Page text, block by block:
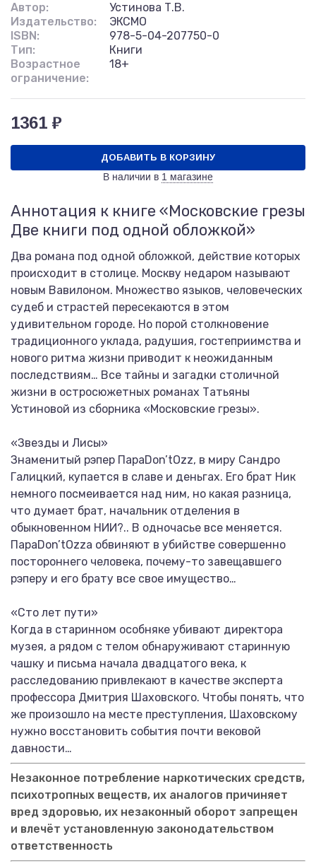
Автор:
Устинова Т.В.
Издательство:
ЭКСМО
ISBN:
978-5-04-207750-0
Тип:
Книги
Возрастное
ограничение:
18+
1361 ₽
ДОБАВИТЬ В КОРЗИНУ
В наличии в 1 магазине
Аннотация к книге «Московские грезы
Две книги под одной обложкой»
Два романа под одной обложкой, действие которых
происходит в столице. Москву недаром называют
новым Вавилоном. Множество языков, человеческих
судеб и страстей пересекаются в этом
удивительном городе. Но порой столкновение
традиционного уклада, радушия, гостеприимства и
нового ритма жизни приводит к неожиданным
последствиям… Все тайны и загадки столичной
жизни в остросюжетных романах Татьяны
Устиновой из сборника «Московские грезы».
«Звезды и Лисы»
Знаменитый рэпер ПараDon’tOzz, в миру Сандро
Галицкий, купается в славе и деньгах. Его брат Ник
немного посмеивается над ним, но какая разница,
что думает брат, начальник отделения в
обыкновенном НИИ?.. В одночасье все меняется.
ПараDon’tOzzа обвиняют в убийстве совершенно
постороннего человека, почему-то завещавшего
рэперу и его брату все свое имущество…
«Сто лет пути»
Когда в старинном особняке убивают директора
музея, а рядом с телом обнаруживают старинную
чашку и письма начала двадцатого века, к
расследованию привлекают в качестве эксперта
профессора Дмитрия Шаховского. Чтобы понять, что
же произошло на месте преступления, Шаховскому
нужно восстановить события почти вековой
давности…
Незаконное потребление наркотических средств,
психотропных веществ, их аналогов причиняет
вред здоровью, их незаконный оборот запрещен
и влечёт установленную законодательством
ответственность